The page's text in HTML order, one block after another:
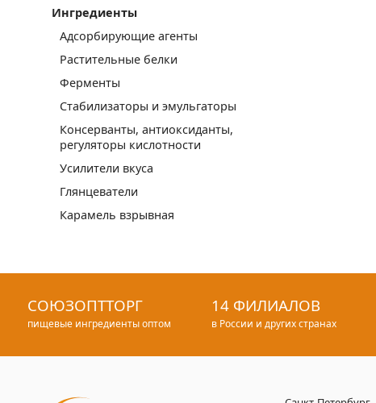
Ингредиенты
Адсорбирующие агенты
Растительные белки
Ферменты
Стабилизаторы и эмульгаторы
Консерванты, антиоксиданты,
регуляторы кислотности
Усилители вкуса
Глянцеватели
Карамель взрывная
СОЮЗОПТТОРГ
пищевые ингредиенты оптом
14 ФИЛИАЛОВ
в России и других странах